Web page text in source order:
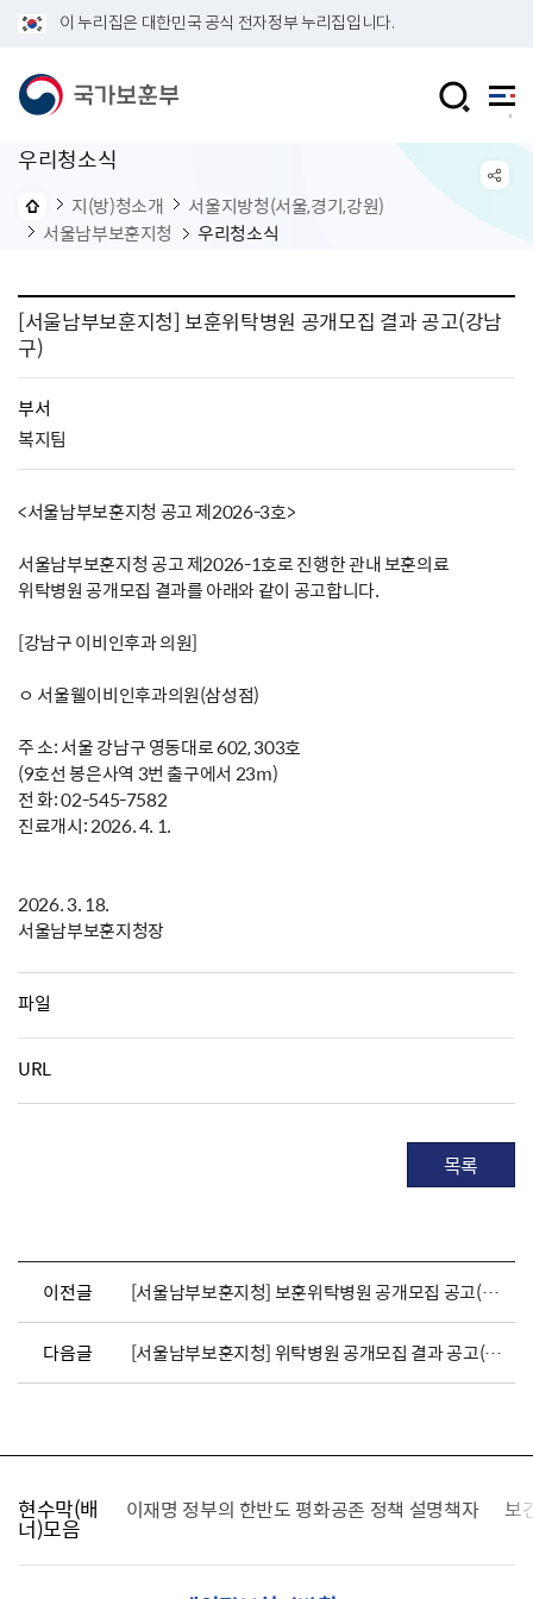
이 누리집은 대한민국 공식 전자정부 누리집입니다.
우리청소식
지(방)청소개
서울지방청(서울,경기,강원)
서울남부보훈지청
우리청소식
[서울남부보훈지청] 보훈위탁병원 공개모집 결과 공고(강남
구)
부서
복지팀
<서울남부보훈지청 공고 제2026-3호>
서울남부보훈지청 공고 제2026-1호로 진행한 관내 보훈의료
위탁병원 공개모집 결과를 아래와 같이 공고합니다.
[강남구 이비인후과 의원]
ㅇ 서울웰이비인후과의원(삼성점)
주 소: 서울 강남구 영동대로 602, 303호
(9호선 봉은사역 3번 출구에서 23m)
전 화: 02-545-7582
진료개시: 2026. 4. 1.
2026. 3. 18.
서울남부보훈지청장
파일
URL
목록
이전글 [서울남부보훈지청] 보훈위탁병원 공개모집 공고(강남구)
다음글 [서울남부보훈지청] 위탁병원 공개모집 결과 공고(강남구)
현수막(배
너)모음
찾습니다 이재명 정부의 한반도 평화공존 정책 설명책자 보